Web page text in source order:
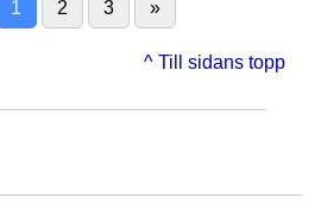
1 2 3 »
^ Till sidans topp